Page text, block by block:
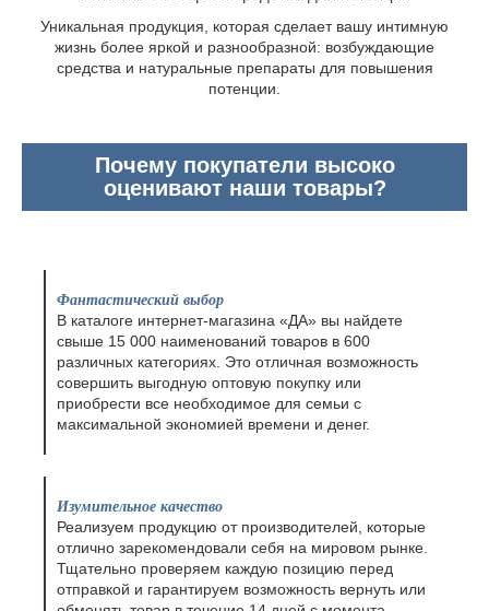
Уникальная продукция, которая сделает вашу интимную
жизнь более яркой и разнообразной: возбуждающие
средства и натуральные препараты для повышения
потенции.
Почему покупатели высоко
оценивают наши товары?
Фантастический выбор
В каталоге интернет-магазина «ДА» вы найдете
свыше 15 000 наименований товаров в 600
различных категориях. Это отличная возможность
совершить выгодную оптовую покупку или
приобрести все необходимое для семьи с
максимальной экономией времени и денег.
Изумительное качество
Реализуем продукцию от производителей, которые
отлично зарекомендовали себя на мировом рынке.
Тщательно проверяем каждую позицию перед
отправкой и гарантируем возможность вернуть или